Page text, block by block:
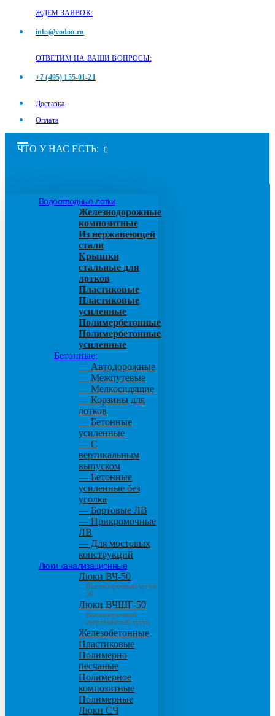
ЖДЕМ ЗАЯВОК:
info@vodoo.ru
ОТВЕТИМ НА ВАШИ ВОПРОСЫ:
+7 (495) 155-01-21
Доставка
Оплата
ЧТО У НАС ЕСТЬ:
Водоотводные лотки
Железнодорожные
композитные
Из нержавеющей
стали
Крышки
стальные для
лотков
Пластиковые
Пластиковые
усиленные
Полимербетонные
Полимербетонные
усиленные
Бетонные:
— Автодорожные
— Межпутевые
— Мелкосидящие
— Корзины для
лотков
— Бетонные
усиленные
— С
вертикальным
выпуском
— Бетонные
усиленные без
уголка
— Бортовые ЛВ
— Прикромочные
ЛВ
— Для мостовых
конструкций
Люки канализационные
Люки ВЧ-50
Высокопрочный чугун
50
Люки ВЧШГ-50
Высокопрочный
сверхтяжелый чугун
Железобетонные
Пластиковые
Полимерно
песчаные
Полимерное
композитные
Полимерные
Люки СЧ